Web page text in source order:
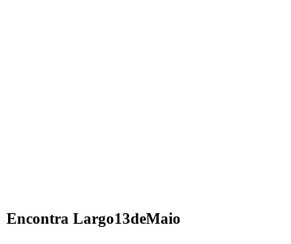
Encontra Largo13deMaio